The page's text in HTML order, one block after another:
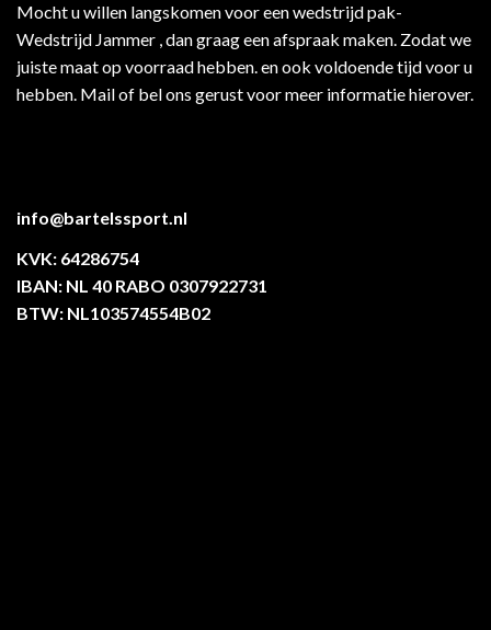
Mocht u willen langskomen voor een wedstrijd pak-
Wedstrijd Jammer , dan graag een afspraak maken. Zodat we
juiste maat op voorraad hebben. en ook voldoende tijd voor u
hebben. Mail of bel ons gerust voor meer informatie hierover.
info@bartelssport.nl
KVK: 64286754
IBAN: NL 40 RABO 0307922731
BTW: NL103574554B02